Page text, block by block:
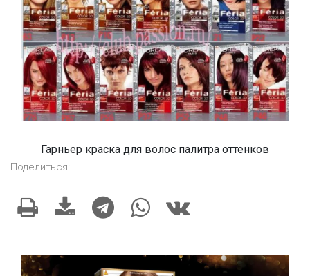
Гарньер краска для волос палитра оттенков
Поделиться: